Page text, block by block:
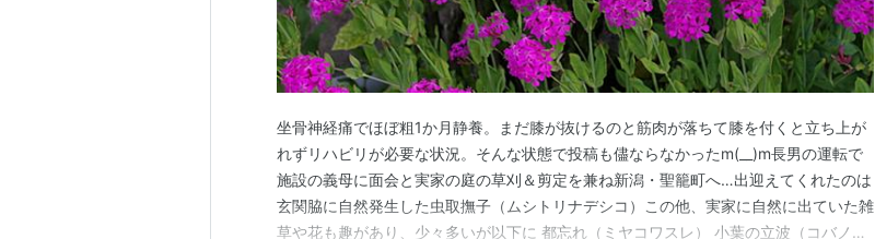
坐骨神経痛でほぼ粗1か月静養。まだ膝が抜けるのと筋肉が落ちて膝を付くと立ち上が
れずリハビリが必要な状況。そんな状態で投稿も儘ならなかったm(__)m長男の運転で
施設の義母に面会と実家の庭の草刈＆剪定を兼ね新潟・聖籠町へ…出迎えてくれたのは
玄関脇に自然発生した虫取撫子（ムシトリナデシコ）この他、実家に自然に出ていた雑
草や花も趣があり、少々多いが以下に 都忘れ（ミヤコワスレ） 小葉の立波（コバノタ